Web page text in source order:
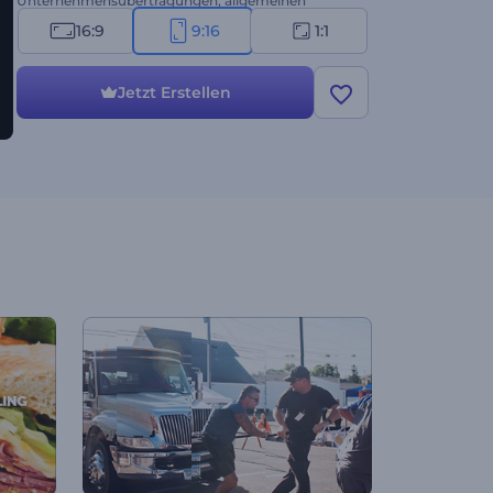
Präsentationen und anderen
Unternehmensprojekten. Lassen Sie Ihr Publikum
staunen. Ihre Erfolgsgeschichte beginnt hier!
Probieren Sie es noch heute kostenlos aus.
16:9 9:16 1:1
Jetzt Erstellen